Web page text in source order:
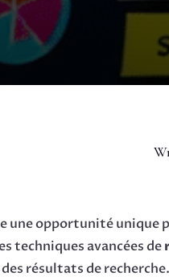
une opportunité unique
techniques avancées de
résultats de